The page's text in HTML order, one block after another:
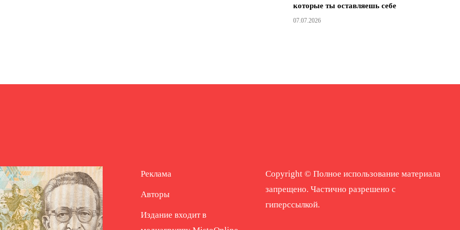
которые ты оставляешь себе
07.07.2026
Реклама
Авторы
Издание входит в
Copyright © Полное использование материала
запрещено. Частично разрешено с
гиперссылкой.